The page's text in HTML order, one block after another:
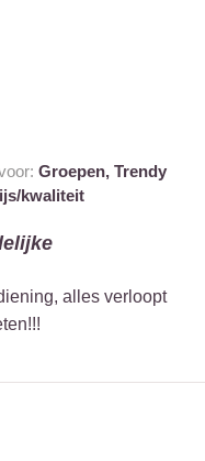
Groepen, Trendy
kwaliteit
alles verloopt